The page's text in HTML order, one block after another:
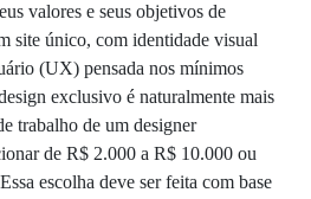
valores e seus objetivos de
site único, com identidade visual
(UX) pensada nos mínimos
exclusivo é naturalmente mais
trabalho de um designer
de R$ 2.000 a R$ 10.000 ou
escolha deve ser feita com base